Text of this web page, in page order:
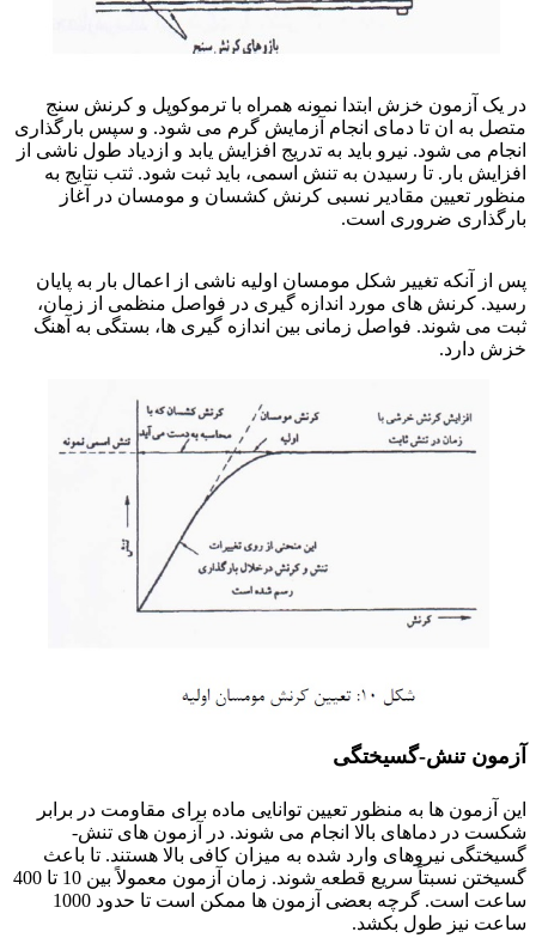
در یک آزمون خزش ابتدا نمونه همراه با ترموکوپل و کرنش سنج
متصل به ان تا دمای انجام آزمایش گرم می شود. و سپس بارگذاری
انجام می شود. نیرو باید به تدریج افزایش یابد و ازدیاد طول ناشی از
افزایش بار. تا رسیدن به تنش اسمی، باید ثبت شود. ثتب نتایج به
منظور تعیین مقادیر نسبی کرنش کشسان و مومسان در آغاز
بارگذاری ضروری است.
پس از آنکه تغییر شکل مومسان اولیه ناشی از اعمال بار به پایان
رسید. کرنش های مورد اندازه گیری در فواصل منظمی از زمان،
ثبت می شوند. فواصل زمانی بین اندازه گیری ها، بستگی به آهنگ
خزش دارد.
آزمون تنش-گسیختگی
این آزمون ها به منظور تعیین توانایی ماده برای مقاومت در برابر
شکست در دماهای بالا انجام می شوند. در آزمون های تنش-
گسیختگی نیروهای وارد شده به میزان کافی بالا هستند. تا باعث
گسیختن نسبتاً سریع قطعه شوند. زمان آزمون معمولاً بین 10 تا 400
ساعت است. گرچه بعضی آزمون ها ممکن است تا حدود 1000
ساعت نیز طول بکشد.